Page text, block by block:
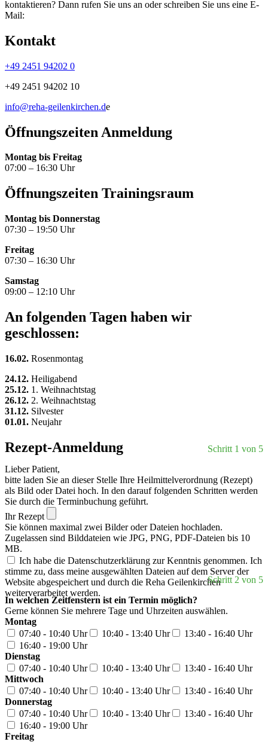
kontaktieren? Dann rufen Sie uns an oder schreiben Sie uns eine E-
Mail:
Kontakt
+49 2451 94202 0
+49 2451 94202 10
info@reha-geilenkirchen.de
Öffnungszeiten Anmeldung
Montag bis Freitag
07:00 – 16:30 Uhr
Öffnungszeiten Trainingsraum
Montag bis Donnerstag
07:30 – 19:50 Uhr
Freitag
07:30 – 16:30 Uhr
Samstag
09:00 – 12:10 Uhr
An folgenden Tagen haben wir
geschlossen:
16.02. Rosenmontag
24.12. Heiligabend
25.12. 1. Weihnachtstag
26.12. 2. Weihnachtstag
31.12. Silvester
01.01. Neujahr
Rezept-Anmeldung
Schritt 1 von 5
Lieber Patient,
bitte laden Sie an dieser Stelle Ihre Heilmittelverordnung (Rezept)
als Bild oder Datei hoch. In den darauf folgenden Schritten werden
Sie durch die Terminbuchung geführt.
Ihr Rezept
Sie können maximal zwei Bilder oder Dateien hochladen.
Zugelassen sind Bilddateien wie JPG, PNG, PDF-Dateien bis 10
MB.
Ich habe die Datenschutzerklärung zur Kenntnis genommen. Ich
stimme zu, dass meine ausgewählten Dateien auf dem Server der
Website abgespeichert und durch die Reha Geilenkirchen
weiterverarbeitet werden.
Schritt 2 von 5
In welchen Zeitfenstern ist ein Termin möglich?
Gerne können Sie mehrere Tage und Uhrzeiten auswählen.
Montag
07:40 - 10:40 Uhr
10:40 - 13:40 Uhr
13:40 - 16:40 Uhr
16:40 - 19:00 Uhr
Dienstag
07:40 - 10:40 Uhr
10:40 - 13:40 Uhr
13:40 - 16:40 Uhr
Mittwoch
07:40 - 10:40 Uhr
10:40 - 13:40 Uhr
13:40 - 16:40 Uhr
Donnerstag
07:40 - 10:40 Uhr
10:40 - 13:40 Uhr
13:40 - 16:40 Uhr
16:40 - 19:00 Uhr
Freitag